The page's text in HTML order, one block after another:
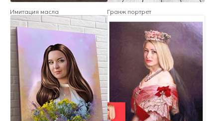
Имитация масла Гранж портрет